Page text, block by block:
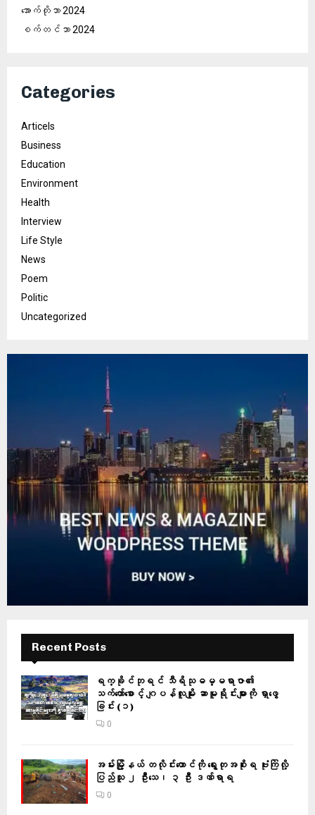
အောက်တိုဘာ 2024
စက်တင်ဘာ 2024
Categories
Articels
Business
Education
Environment
Health
Interview
Life Style
News
Poem
Politic
Uncategorized
Recent Posts
ရက္ခိုင်ဘုရင် သီရိသုဓမ္မရာဇာ၏
သက်တော်စောင့် ဂျပန်လူမျိုး ဆာမူရိုင်းများကို ရှာဖွေ
ခြင်း (၁)
0
အမ်းမြို့နယ် တလိုင်းတောင်ကို ရွေးတုအစိုးရ ဗုံးကြဲလို့
ပြည်သူ ၂ ဦးသေ၊ ၃ ဦး ဒဏ်ရာရ
0